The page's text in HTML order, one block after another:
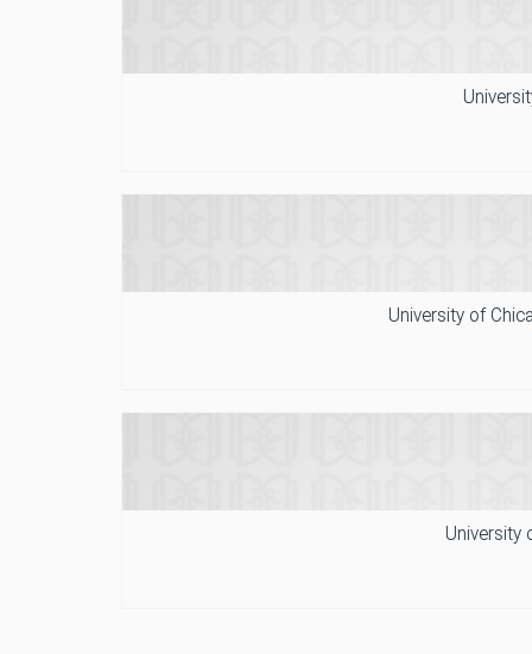
University of
University